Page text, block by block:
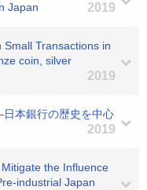
Japan
2019
Transactions in
coin, silver
2019
本銀行の歴史を中心
2019
the Influence
industrial Japan